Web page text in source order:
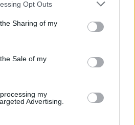
usage behaviour. You may click to
and its third-party tags to
purposes in below Google
Opt Outs
Sharing of my
Sale of my
my
Advertising.
del campo, posición en la que
experiencia en LaLiga pese a
marcando 49 goles y
Su temporada más productiva